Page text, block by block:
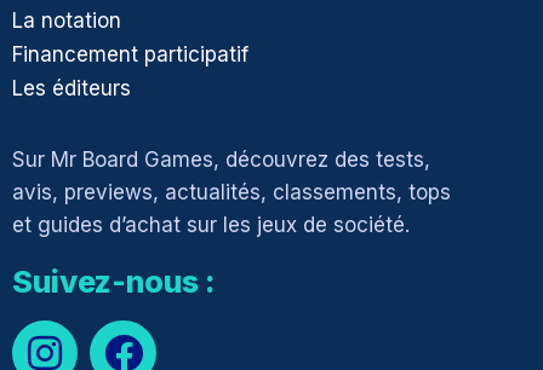
La notation
Financement participatif
Les éditeurs
Sur Mr Board Games, découvrez des tests,
avis, previews, actualités, classements, tops
et guides d’achat sur les jeux de société.
Suivez-nous :